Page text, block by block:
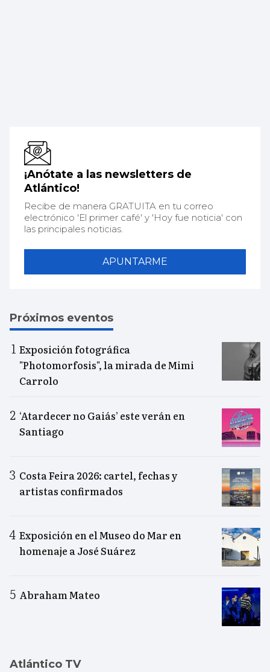
¡Anótate a las newsletters de
Atlántico!
Recibe de manera GRATUITA en tu correo
electrónico 'El primer café' y 'Hoy fue noticia' con
las principales noticias.
APUNTARME
Próximos eventos
Exposición fotográfica
"Photomorfosis", la mirada de Mimi
Carrolo
‘Atardecer no Gaiás’ este verán en
Santiago
Costa Feira 2026: cartel, fechas y
artistas confirmados
Exposición en el Museo do Mar en
homenaje a José Suárez
Abraham Mateo
Atlántico TV